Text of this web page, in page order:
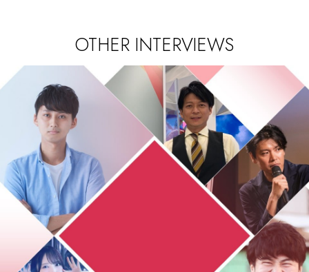
OTHER INTERVIEWS